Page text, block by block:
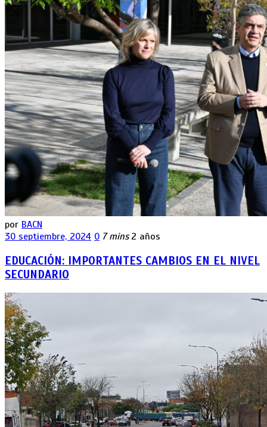
por BACN
30 septiembre, 2024 0 7 mins 2 años
EDUCACIÓN: IMPORTANTES CAMBIOS EN EL NIVEL
SECUNDARIO